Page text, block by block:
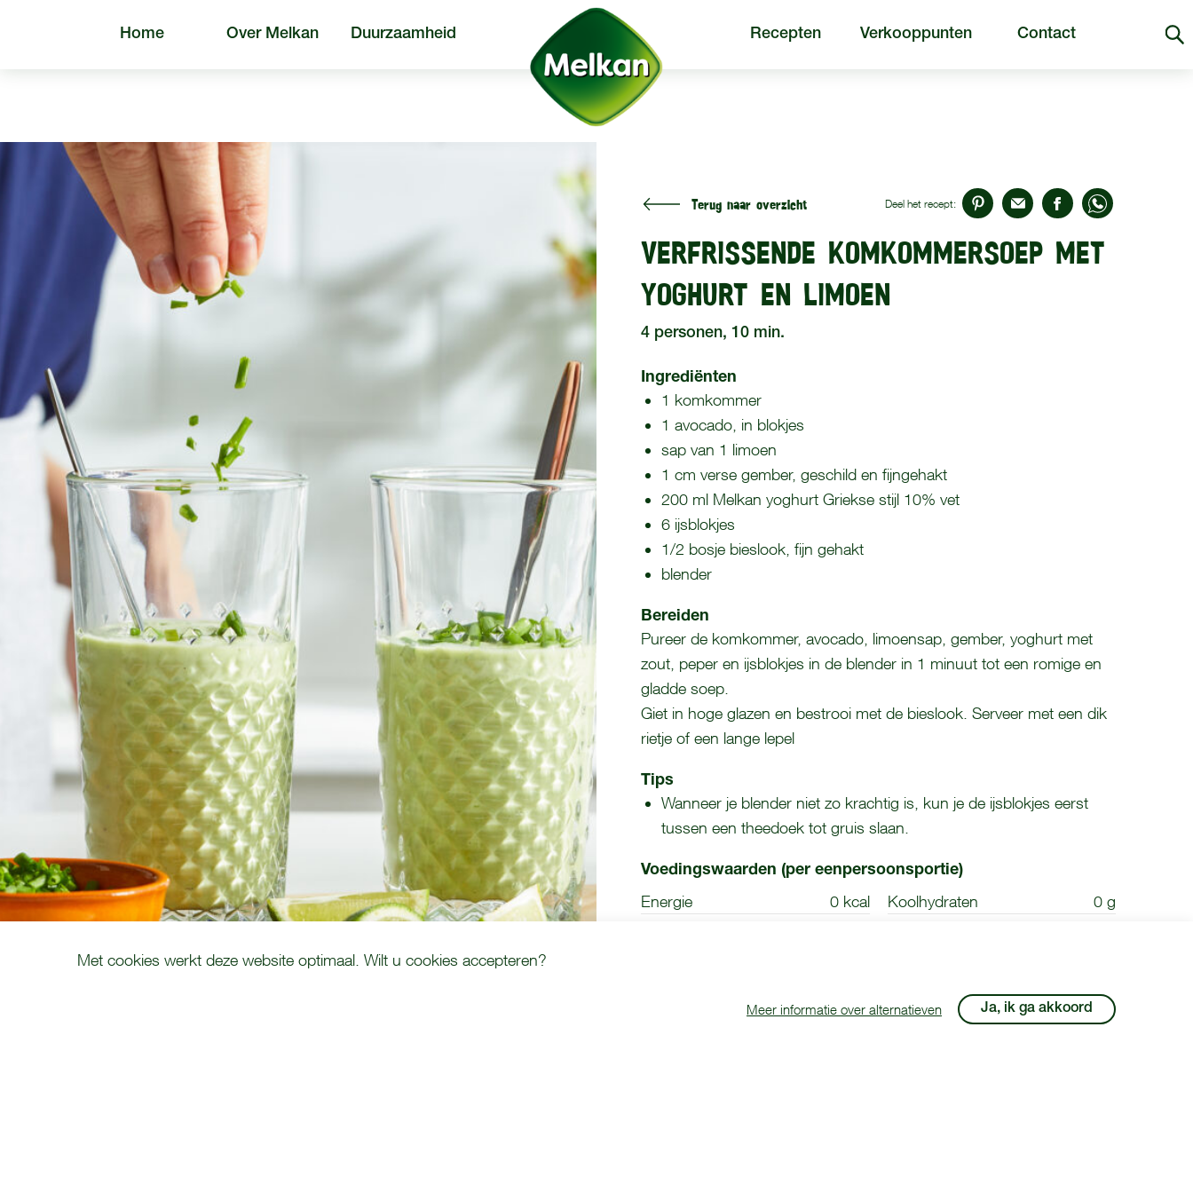
COOKIE MELDING
Met cookies werkt deze website optimaal. Wilt u cookies accepteren?
Meer informatie over alternatieven Ja, ik ga akkoord
Home Over Melkan Duurzaamheid Recepten Verkooppunten Contact
Recepten Terug naar overzicht Deel het recept:
VERFRISSENDE KOMKOMMERSOEP MET
YOGHURT EN LIMOEN
4 personen, 10 min.
Ingrediënten
1 komkommer
1 avocado, in blokjes
sap van 1 limoen
1 cm verse gember, geschild en fijngehakt
200 ml Melkan yoghurt Griekse stijl 10% vet
6 ijsblokjes
1/2 bosje bieslook, fijn gehakt
blender
Bereiden
Pureer de komkommer, avocado , limoensap, gember, yoghurt met
zout, peper en ijsblokjes in de blender in 1 minuut tot een romige en
gladde soep.
Giet in hoge glazen en bestrooi met de bieslook. Serveer met een dik
rietje of een lange lepel
Tips
Wanneer je blender niet zo krachtig is, kun je de ijsblokjes eerst
tussen een theedoek tot gruis slaan.
Voedingswaarden (per eenpersoonsportie)
Energie 0 kcal Koolhydraten
0 g
Boodschappen